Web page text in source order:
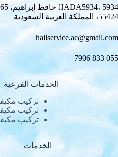
55424، المملكة العربية السعودية
hailservice.ac@gmail.com
055 833 7906
الخدمات الفرعية
تركيب
تركيب
تركيب
الخدمات